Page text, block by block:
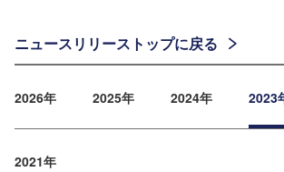
ニュースリリーストップに戻る
2026年 2025年 2024年 2023
2021年